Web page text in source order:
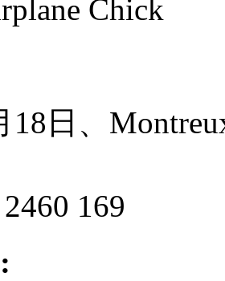
Chick
18日、
169
: